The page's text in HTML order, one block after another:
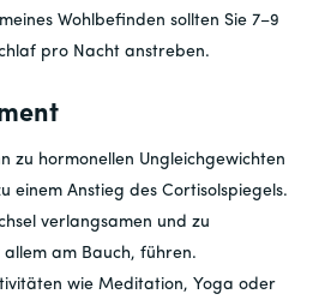
Wohlbefinden sollten Sie 7–9
pro Nacht anstreben.
zu hormonellen Ungleichgewichten
einem Anstieg des Cortisolspiegels.
verlangsamen und zu
am Bauch, führen.
wie Meditation, Yoga oder